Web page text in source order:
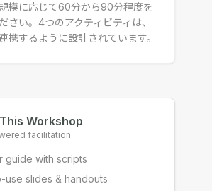
模に応じて60分から90分程度を
さい。4つのアクティビティは、
携するように設計されています。
Workshop
facilitation
guide with scripts
use slides & handouts